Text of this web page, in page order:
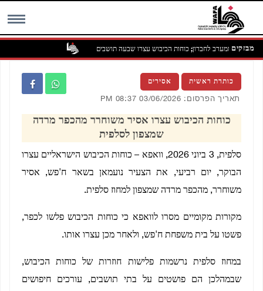
מבזקים
באידנא שממערב לחברון; כוחות הכיבוש עצרו שבעה תושבים
כותרת ראשית אסירים
תאריך הפרסום: 03/06/2026 08:37 PM
כוחות הכיבוש עצרו אסיר משוחרר מהכפר מרדה
שמצפון לסלפית
סלפית, 3 ביוני 2026, וואפא – כוחות הכיבוש הישראליים עצרו
הבוקר, יום רביעי, את הצעיר נועמאן בשאר ח'פש, אסיר
משוחרר, מהכפר מרדה שמצפון למחוז סלפית.
מקורות מקומיים מסרו לוואפא כי כוחות הכיבוש פלשו לכפר,
פשטו על בית משפחת ח'פש, ולאחר מכן עצרו אותו.
במחוז סלפית נרשמות פלישות חוזרות של כוחות הכיבוש,
שבמהלכן הם פושטים על בתי תושבים, עורכים חיפושים